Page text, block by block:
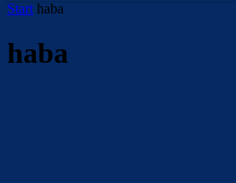
Start haba
haba